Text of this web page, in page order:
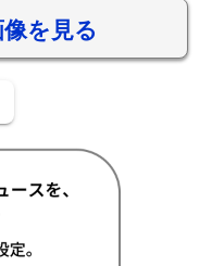
を見る